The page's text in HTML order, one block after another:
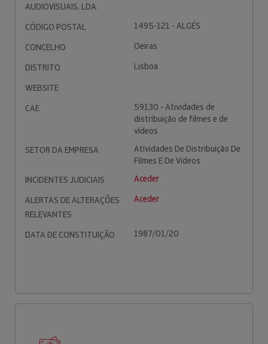
AUDIOVISUAIS, LDA.
CÓDIGO POSTAL
1495-121 - ALGÉS
CONCELHO
Oeiras
DISTRITO
Lisboa
WEBSITE
CAE
59130 - Atividades de
distribuição de filmes e de
vídeos
SETOR DA EMPRESA
Atividades De Distribuição De
Filmes E De Vídeos
INCIDENTES JUDICIAIS
Aceder
ALERTAS DE ALTERAÇÕES
RELEVANTES
Aceder
DATA DE CONSTITUIÇÃO 1987/01/20